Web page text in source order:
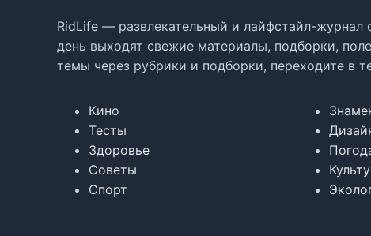
RidLife — развлекательный и лайфстайл-журнал
день выходят свежие материалы, подборки,
темы через рубрики и подборки, переходите в
Кино
Тесты
Здоровье
Советы
Спорт